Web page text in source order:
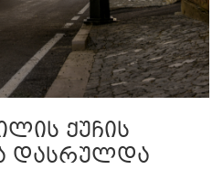
ქუჩის
დასრულდა